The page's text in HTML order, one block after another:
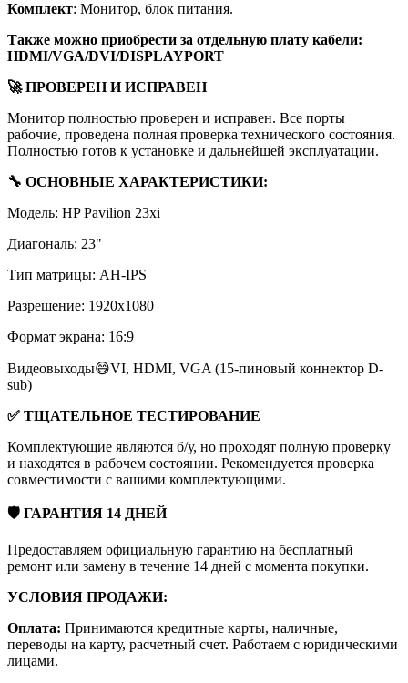
Комплект: Монитор, блок питания.
Также можно приобрести за отдельную плату кабели:
HDMI/VGA/DVI/DISPLAYPORT
🚀 ПРОВЕРЕН И ИСПРАВЕН
Монитор полностью проверен и исправен. Все порты
рабочие, проведена полная проверка технического состояния.
Полностью готов к установке и дальнейшей эксплуатации.
🔧 ОСНОВНЫЕ ХАРАКТЕРИСТИКИ:
Модель: HP Pavilion 23xi
Диагональ: 23"
Тип матрицы: AH-IPS
Разрешение: 1920x1080
Формат экрана: 16:9
Видеовыходы😄VI, HDMI, VGA (15-пиновый коннектор D-
sub)
✅ ТЩАТЕЛЬНОЕ ТЕСТИРОВАНИЕ
Комплектующие являются б/у, но проходят полную проверку
и находятся в рабочем состоянии. Рекомендуется проверка
совместимости с вашими комплектующими.
🛡 ГАРАНТИЯ 14 ДНЕЙ
Предоставляем официальную гарантию на бесплатный
ремонт или замену в течение 14 дней с момента покупки.
УСЛОВИЯ ПРОДАЖИ:
Оплата: Принимаются кредитные карты, наличные,
переводы на карту, расчетный счет. Работаем с юридическими
лицами.